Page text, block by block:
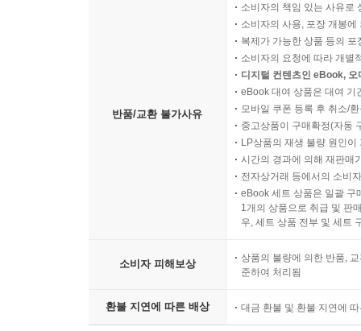
반품/교환 불가사유
소비자의 책임 있는 사유로
소비자의 사용, 포장 개봉
복제가 가능한 상품 등의
소비자의 요청에 따라 개별
디지털 컨텐츠인 eBook,
eBook 대여 상품은 대여 기
모바일 쿠폰 등록 후 취소/
중고상품이 구매확정(자동
LP상품의 재생 불량 원인
시간의 경과에 의해 재판매
전자상거래 등에서의 소비
eBook 세트 상품은 일괄 구
1개의 상품으로 취급 및 판
우, 세트 상품 전부 및 세트
소비자 피해보상
상품의 불량에 의한 반품,
준하여 처리됨
환불 지연에 따른 배상 대금 환불 및 환불 지연에